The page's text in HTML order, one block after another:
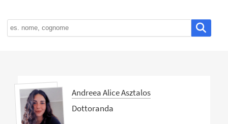
Andreea Alice Asztalos
Dottoranda